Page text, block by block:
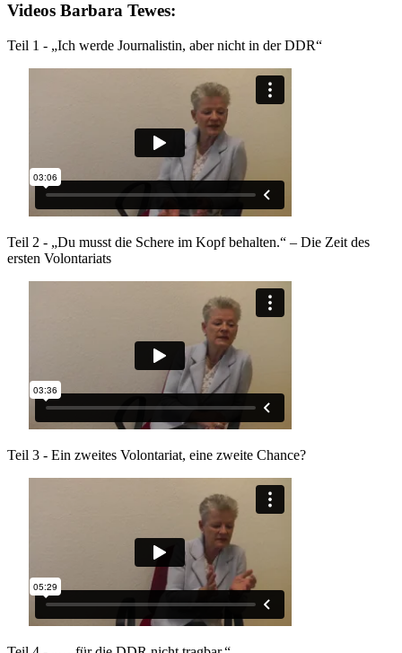
Videos Barbara Tewes:
Teil 1 - „Ich werde Journalistin, aber nicht in der DDR“
Teil 2 - „Du musst die Schere im Kopf behalten.“ – Die Zeit des
ersten Volontariats
Teil 3 - Ein zweites Volontariat, eine zweite Chance?